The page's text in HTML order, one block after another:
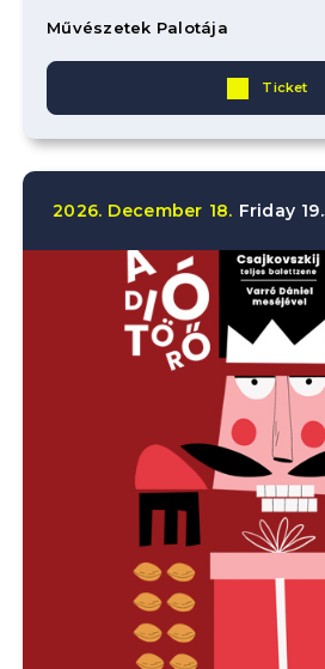
Művészetek Palotája
Ticket
2026. December 18. Friday